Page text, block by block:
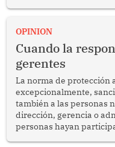
enfrenta desafíos en
OPINION
Cuando la
gerentes
La norma de protección
excepcionalmente,
también a las personas
dirección, gerencia o
personas hayan